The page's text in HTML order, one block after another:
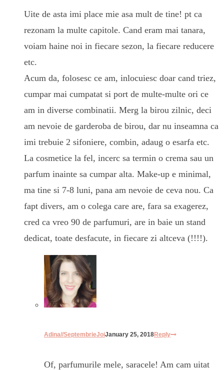
Uite de asta imi place mie asa mult de tine! pt ca
rezonam la multe capitole. Cand eram mai tanara,
voiam haine noi in fiecare sezon, la fiecare reducere
etc.
Acum da, folosesc ce am, inlocuiesc doar cand triez,
cumpar mai cumpatat si port de multe-multe ori ce
am in diverse combinatii. Merg la birou zilnic, deci
am nevoie de garderoba de birou, dar nu inseamna ca
imi trebuie 2 sifoniere, combin, adaug o esarfa etc.
La cosmetice la fel, incerc sa termin o crema sau un
parfum inainte sa cumpar alta. Make-up e minimal,
ma tine si 7-8 luni, pana am nevoie de ceva nou. Ca
fapt divers, am o colega care are, fara sa exagerez,
cred ca vreo 90 de parfumuri, are in baie un stand
dedicat, toate desfacute, in fiecare zi altceva (!!!!).
Adina//SeptembrieJoiJanuary 25, 2018Reply
Of, parfumurile mele, saracele! Am cam uitat